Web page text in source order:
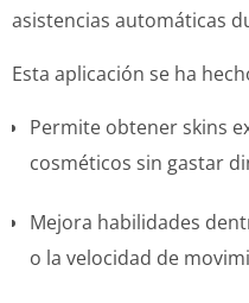
asistencias automáticas
Esta aplicación se ha
Permite obtener skins
cosméticos sin gastar
Mejora habilidades
o la velocidad de